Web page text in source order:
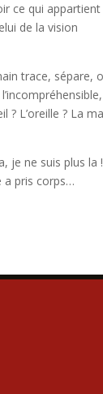
ce qui appartient
de la vision
trace, sépare,
? L’oreille ? La
je ne suis plus la
a pris corps…